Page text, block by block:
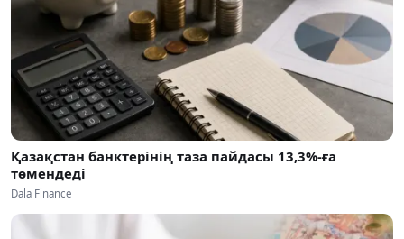
Қазақстан банктерінің таза пайдасы 13,3%-ға
төмендеді
Dala Finance